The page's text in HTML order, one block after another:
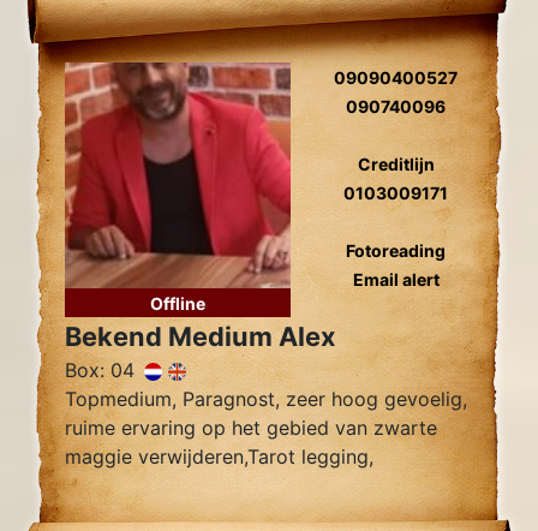
Offline
09090400527
090740096
Creditlijn
0103009171
Fotoreading
Email alert
Bekend Medium Alex
Box: 04
Topmedium, Paragnost, zeer hoog gevoelig,
ruime ervaring op het gebied van zwarte
maggie verwijderen,Tarot legging,
Zielsliefde, Tweelingzielen, Relatie
problemen